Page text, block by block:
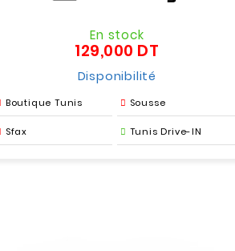
En stock
129,000 DT
Disponibilité
Boutique Tunis Sousse
Sfax Tunis Drive-IN